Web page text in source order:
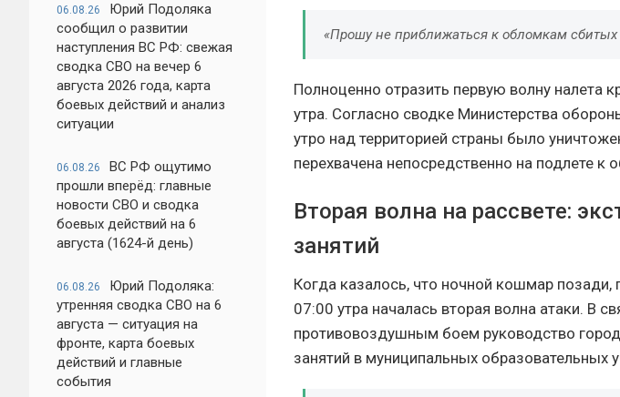
06.08.26
Юрий Подоляка
сообщил о развитии
наступления ВС РФ: свежая
сводка СВО на вечер 6
августа 2026 года, карта
боевых действий и анализ
ситуации
06.08.26
ВС РФ ощутимо
прошли вперёд: главные
новости СВО и сводка
боевых действий на 6
августа (1624-й день)
06.08.26
Юрий Подоляка:
утренняя сводка СВО на 6
августа — ситуация на
фронте, карта боевых
действий и главные
события
«Прошу не приближаться к обломкам
Полноценно отразить первую волну
утра. Согласно сводке Министерства
утро над территорией страны было
перехвачена непосредственно на подлете к
Вторая волна на рассвете:
занятий
Когда казалось, что ночной кошмар
07:00 утра началась вторая волна атаки. В
противовоздушным боем руководство
занятий в муниципальных образовательных